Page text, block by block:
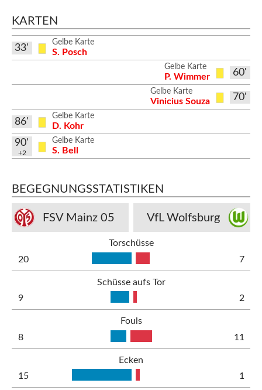
KARTEN
Gelbe Karte
S. Posch
33'
60'
Gelbe Karte
P. Wimmer
70'
Gelbe Karte
Vinicius Souza
Gelbe Karte
D. Kohr
86'
Gelbe Karte
S. Bell
90'
+2
BEGEGNUNGSSTATISTIKEN
FSV Mainz 05 VfL Wolfsburg
Torschüsse
20
7
Schüsse aufs Tor
9
2
Fouls
8
11
Ecken
15
1